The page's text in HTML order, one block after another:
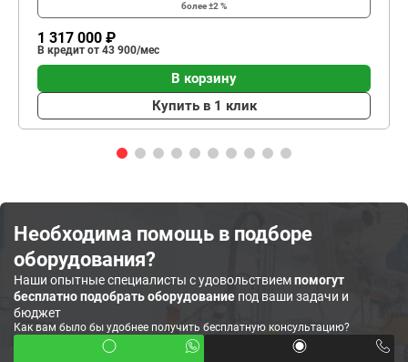
более ±2 %
1 317 000 ₽
В кредит от 43 900/мес
В корзину
Купить в 1 клик
Необходима помощь в подборе
оборудования?
Наши опытные специалисты с удовольствиемпомогут
бесплатно подобрать оборудование под ваши задачи и
бюджет
Как вам было бы удобнее получить бесплатную консультацию?